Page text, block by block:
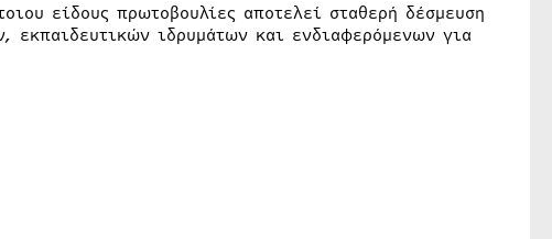
είδους πρωτοβουλίες αποτελεί σταθερή δέσμευση
εκπαιδευτικών ιδρυμάτων και ενδιαφερόμενων για